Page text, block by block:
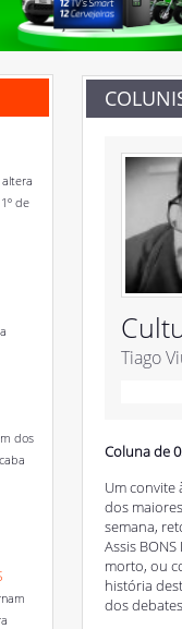
de
dos
Tiago
Coluna de
Um convite
dos
semana,
Assis
morto, ou
história
dos